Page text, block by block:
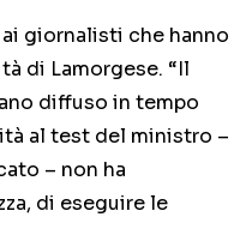
giornalisti che hanno
di Lamorgese. “Il
diffuso in tempo
al test del ministro –
– non ha
di eseguire le